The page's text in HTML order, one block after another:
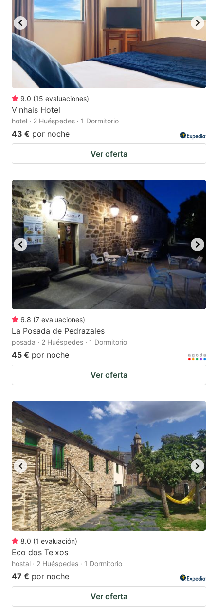
9.0 (15 evaluaciones)
Vinhais Hotel
hotel · 2 Huéspedes · 1 Dormitorio
43 € por noche
Ver oferta
6.8 (7 evaluaciones)
La Posada de Pedrazales
posada · 2 Huéspedes · 1 Dormitorio
45 € por noche
Ver oferta
8.0 (1 evaluación)
Eco dos Teixos
hostal · 2 Huéspedes · 1 Dormitorio
47 € por noche
Ver oferta